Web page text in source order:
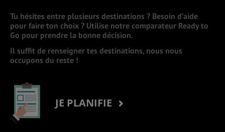
Tu hésites entre plusieurs destinations ? Besoin d’aide
pour faire ton choix ? Utilise notre comparateur Ready to
Go pour prendre la bonne décision.
Il suffit de renseigner tes destinations, nous nous
occupons du reste !
JE PLANIFIE